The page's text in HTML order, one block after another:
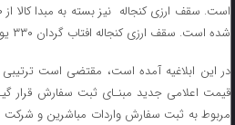
شده است. سقف ارزی کنجاله افتاب گردان ۳۳۰ یورو اعلام گردیده است.
در این ابلاغیه آمده است، مقتضی است ترتیبی
قیمت اعلامی جدید مبنـای ثبت سفارش قرار
مربوط به ثبت سفارش واردات مباشرین و شرکت